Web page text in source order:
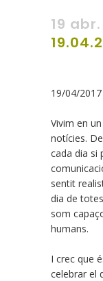
19 abr.
19/04/2017
Vivim en
notícies.
cada dia si
sentit
dia de
som
humans.
I crec que
celebrar el